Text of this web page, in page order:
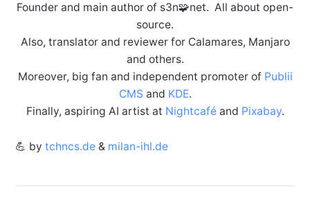
Founder and main author of s3n🧩net. All about open-
source.
Also, translator and reviewer for Calamares, Manjaro
and others.
Moreover, big fan and independent promoter of Publii
CMS and KDE.
Finally, aspiring AI artist at Nightcaféand Pixabay.
💪 by tchncs.de& milan-ihl.de